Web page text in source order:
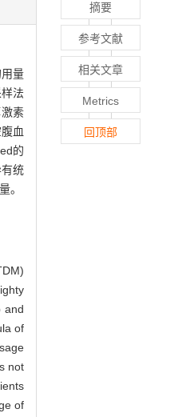
量
法
素
血
的
统
。
and
of
not
of
摘要
参考文献
相关文章
Metrics
回顶部